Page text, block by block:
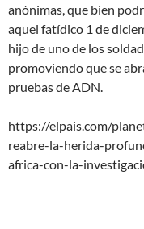
anónimas, que bien
aquel fatídico 1 de
hijo de uno de los
promoviendo que se
pruebas de ADN.
https://elpais.com/
reabre-la-herida-
africa-con-la-